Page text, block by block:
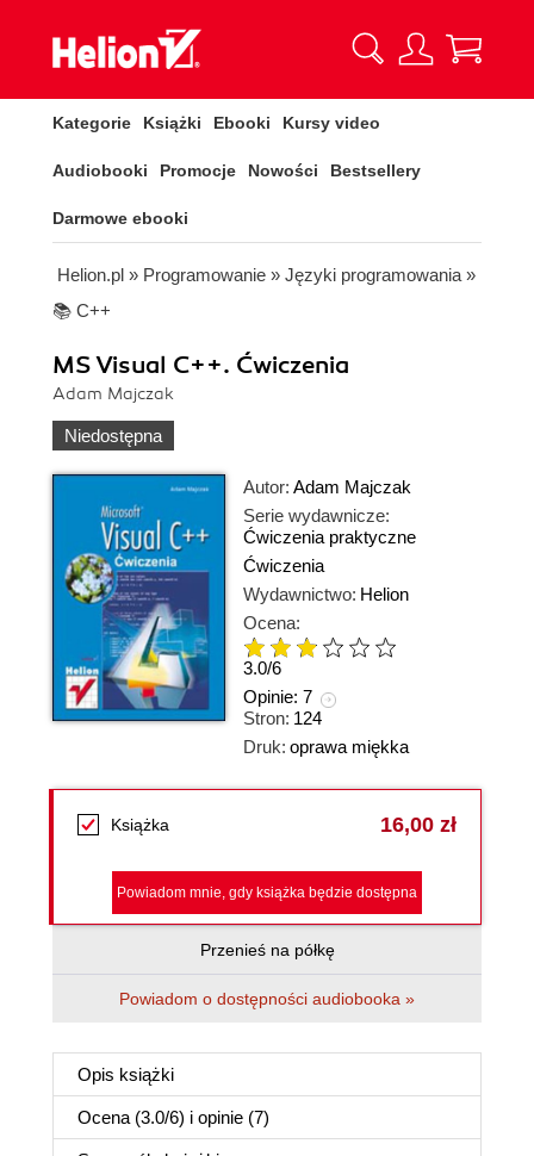
Kategorie Książki Ebooki Kursy video
Audiobooki Promocje Nowości Bestsellery
Darmowe ebooki
Helion.pl » Programowanie » Języki programowania »
📚 C++
MS Visual C++. Ćwiczenia
Adam Majczak
Niedostępna
Autor: Adam Majczak
Serie wydawnicze:
Ćwiczenia praktyczne
Ćwiczenia
Wydawnictwo: Helion
Ocena:
3.0/6
Opinie: 7
Stron: 124
Druk: oprawa miękka
Książka 16,00 zł
Powiadom mnie, gdy książka będzie dostępna
Przenieś na półkę
Powiadom o dostępności audiobooka »
Opis książki
Ocena (3.0/6) i opinie (7)